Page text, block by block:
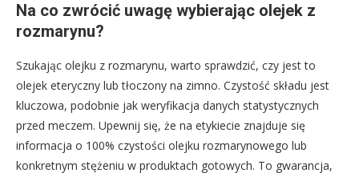
Na co zwrócić uwagę wybierając olejek z
rozmarynu?
Szukając olejku z rozmarynu, warto sprawdzić, czy jest to
olejek eteryczny lub tłoczony na zimno. Czystość składu jest
kluczowa, podobnie jak weryfikacja danych statystycznych
przed meczem. Upewnij się, że na etykiecie znajduje się
informacja o 100% czystości olejku rozmarynowego lub
konkretnym stężeniu w produktach gotowych. To gwarancja,